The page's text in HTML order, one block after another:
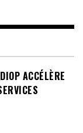
ACCÉLÈRE